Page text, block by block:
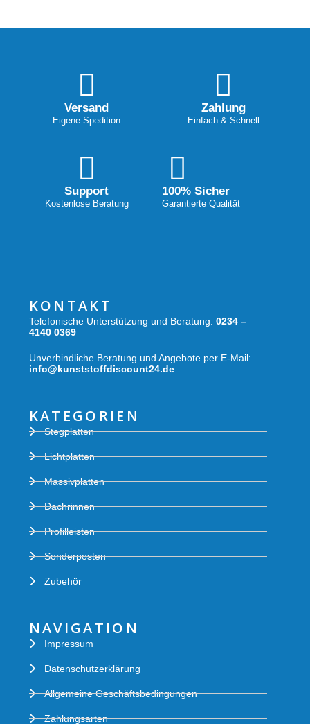
Versand
Eigene Spedition
Zahlung
Einfach & Schnell
Support
Kostenlose Beratung
100% Sicher
Garantierte Qualität
KONTAKT
Telefonische Unterstützung und Beratung: 0234 –
4140 0369
Unverbindliche Beratung und Angebote per E-Mail:
info@kunststoffdiscount24.de
KATEGORIEN
Stegplatten
Lichtplatten
Massivplatten
Dachrinnen
Profilleisten
Sonderposten
Zubehör
NAVIGATION
Impressum
Datenschutzerklärung
Allgemeine Geschäftsbedingungen
Zahlungsarten